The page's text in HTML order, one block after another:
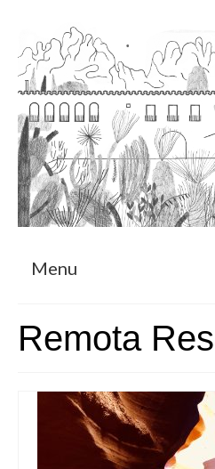
Menu
Programa de Residència
CRUCERO
Queda’t amb nosaltres
Remota